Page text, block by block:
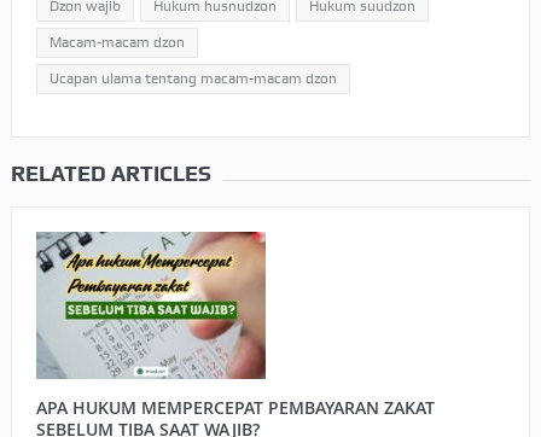
Dzon wajib Hukum husnudzon Hukum suudzon
Macam-macam dzon
Ucapan ulama tentang macam-macam dzon
RELATED ARTICLES
APA HUKUM MEMPERCEPAT PEMBAYARAN ZAKAT
SEBELUM TIBA SAAT WAJIB?